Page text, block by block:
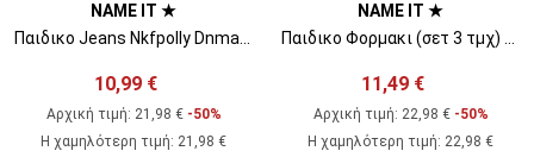
NAME IT ★
Παιδικο Jeans Nkfpolly Dnma1Tindy Hw Pant Camp 13206147 BS000065 Medium Blue Denim
10,99 €
Αρχική τιμή: 21,98 € -50%
Η χαμηλότερη τιμή: 21,98 €
NAME IT ★
Παιδικο Φορμακι (σετ 3 τμχ) Nbmbody 3P Ls Laurel Wreath Dino Noos 13206293 17-6009 TCX Laurel Wreath
11,49 €
Αρχική τιμή: 22,98 € -50%
Η χαμηλότερη τιμή: 22,98 €